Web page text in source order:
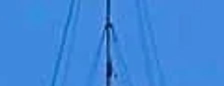
Lungotevere Castello, 50, 00193 روم، اٹلی